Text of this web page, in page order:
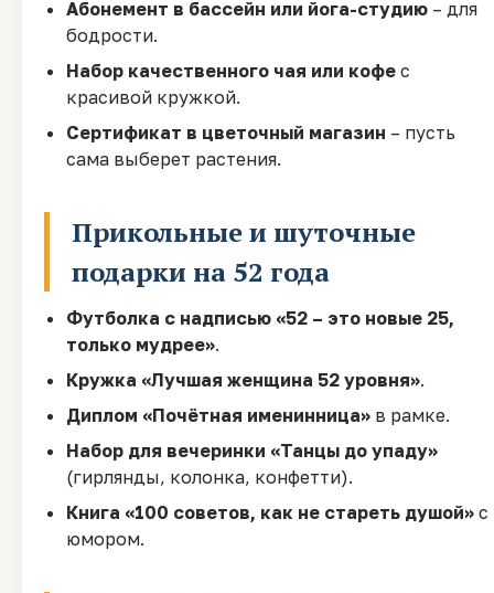
Абонемент в бассейн или йога-студию – для
бодрости.
Набор качественного чая или кофе с
красивой кружкой.
Сертификат в цветочный магазин – пусть
сама выберет растения.
Прикольные и шуточные
подарки на 52 года
Футболка с надписью «52 – это новые 25,
только мудрее».
Кружка «Лучшая женщина 52 уровня».
Диплом «Почётная именинница» в рамке.
Набор для вечеринки «Танцы до упаду»
(гирлянды, колонка, конфетти).
Книга «100 советов, как не стареть душой» с
юмором.